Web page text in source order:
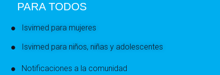
PARA TODOS
Isvimed para mujeres
Isvimed para niños, niñas y adolescentes
Notificaciones a la comunidad